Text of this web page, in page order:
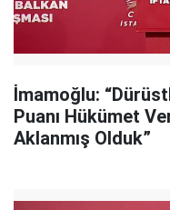
İmamoğlu:
Puanı Hükümet
Aklanmış Olduk”